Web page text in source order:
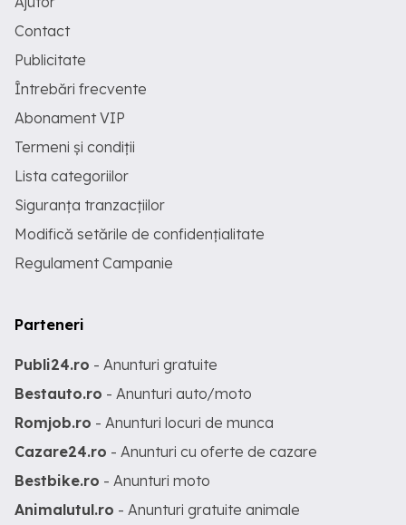
Contact
Publicitate
Întrebări frecvente
Abonament VIP
Termeni și condiții
Lista categoriilor
Siguranța tranzacțiilor
Modifică setările de confidențialitate
Regulament Campanie
Parteneri
Publi24.ro - Anunturi gratuite
Bestauto.ro - Anunturi auto/moto
Romjob.ro - Anunturi locuri de munca
Cazare24.ro - Anunturi cu oferte de cazare
Bestbike.ro - Anunturi moto
Animalutul.ro - Anunturi gratuite animale